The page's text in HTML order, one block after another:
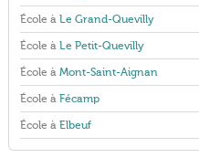
École à Le Grand-Quevilly
École à Le Petit-Quevilly
École à Mont-Saint-Aignan
École à Fécamp
École à Elbeuf